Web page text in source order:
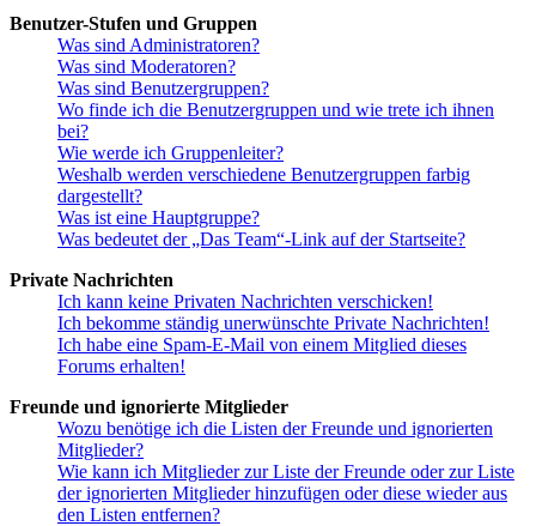
Benutzer-Stufen und Gruppen
Was sind Administratoren?
Was sind Moderatoren?
Was sind Benutzergruppen?
Wo finde ich die Benutzergruppen und wie trete ich ihnen
bei?
Wie werde ich Gruppenleiter?
Weshalb werden verschiedene Benutzergruppen farbig
dargestellt?
Was ist eine Hauptgruppe?
Was bedeutet der „Das Team“-Link auf der Startseite?
Private Nachrichten
Ich kann keine Privaten Nachrichten verschicken!
Ich bekomme ständig unerwünschte Private Nachrichten!
Ich habe eine Spam-E-Mail von einem Mitglied dieses
Forums erhalten!
Freunde und ignorierte Mitglieder
Wozu benötige ich die Listen der Freunde und ignorierten
Mitglieder?
Wie kann ich Mitglieder zur Liste der Freunde oder zur Liste
der ignorierten Mitglieder hinzufügen oder diese wieder aus
den Listen entfernen?